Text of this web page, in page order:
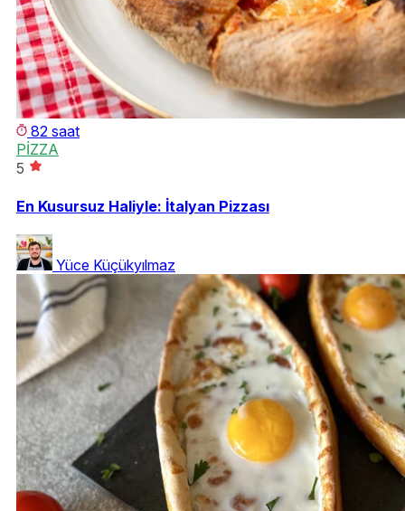
82 saat
PİZZA
5
En Kusursuz Haliyle: İtalyan Pizzası
Yüce Küçükyılmaz